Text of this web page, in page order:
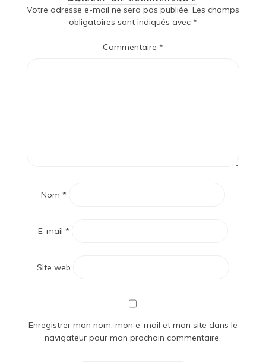
Votre adresse e-mail ne sera pas publiée. Les champs
obligatoires sont indiqués avec *
Commentaire *
Nom *
E-mail *
Site web
Enregistrer mon nom, mon e-mail et mon site dans le
navigateur pour mon prochain commentaire.